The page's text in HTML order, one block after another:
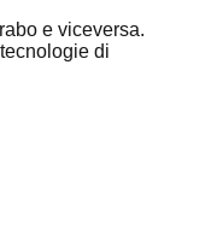
e viceversa.
di